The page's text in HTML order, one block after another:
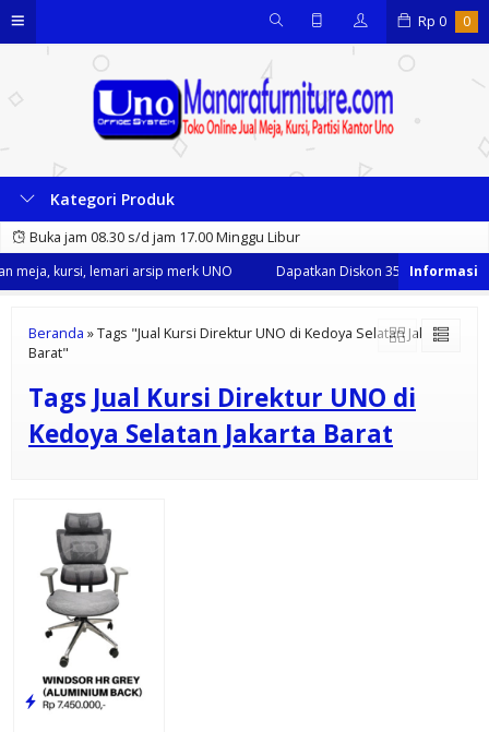
Rp 0 0
Kategori Produk
Buka jam 08.30 s/d jam 17.00 Minggu Libur
meja, kursi, lemari arsip merk UNO
Dapatkan Diskon 35% dari kami
Beranda »Tags "Jual Kursi Direktur UNO di Kedoya Selatan Jakarta
Barat"
Tags Jual Kursi Direktur UNO di
Kedoya Selatan Jakarta Barat